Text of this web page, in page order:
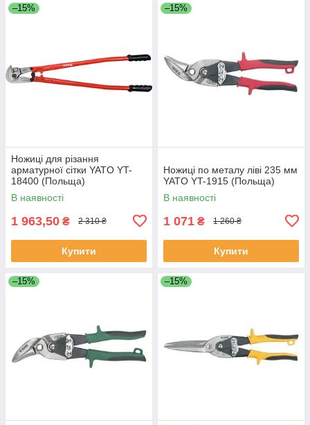
–15%
Ножиці для різання
арматурної сітки YATO YT-
18400 (Польща)
В наявності
1 963,50 ₴ 2 310 ₴
Купити
–15%
Ножиці по металу ліві 235 мм
YATO YT-1915 (Польща)
В наявності
1 071 ₴ 1 260 ₴
Купити
–15% –15%